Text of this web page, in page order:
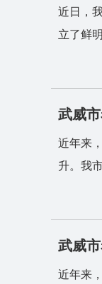
近日，
立了鲜
武威
近年来
升。我
武威
近年来